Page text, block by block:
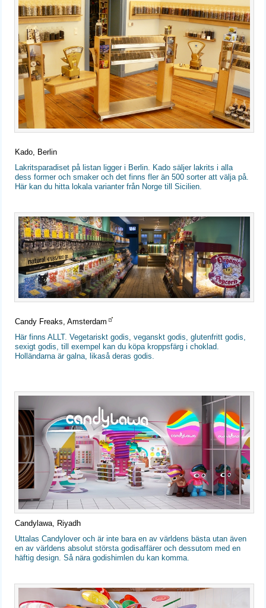
Kado, Berlin
Lakritsparadiset på listan ligger i Berlin. Kado säljer lakrits i alla
dess former och smaker och det finns fler än 500 sorter att välja på.
Här kan du hitta lokala varianter från Norge till Sicilien.
Candy Freaks, Amsterdam
Här finns ALLT. Vegetariskt godis, veganskt godis, glutenfritt godis,
sexigt godis, till exempel kan du köpa kroppsfärg i choklad.
Holländarna är galna, likaså deras godis.
Candylawa, Riyadh
Uttalas Candylover och är inte bara en av världens bästa utan även
en av världens absolut största godisaffärer och dessutom med en
häftig design. Så nära godishimlen du kan komma.